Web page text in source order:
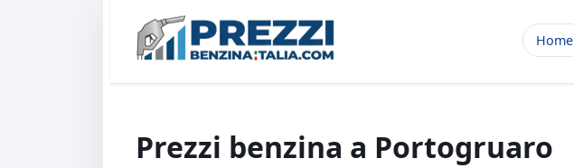
Home
Prezzi benzina a Portogruaro